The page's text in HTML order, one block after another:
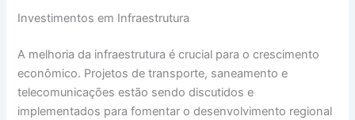
Investimentos em Infraestrutura
A melhoria da infraestrutura é crucial para o crescimento
econômico. Projetos de transporte, saneamento e
telecomunicações estão sendo discutidos e
implementados para fomentar o desenvolvimento regional